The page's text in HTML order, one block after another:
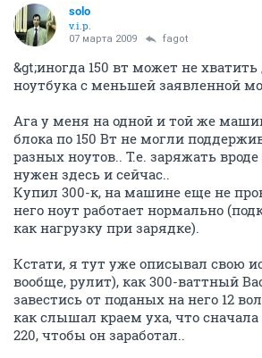
solo
v.i.p.
07 марта 2009 fagot
&gt;иногда 150 вт может не
ноутбука с меньшей заявленной
Ага у меня на одной и той же
блока по 150 Вт не могли
разных ноутов.. Т.е. заряжать
нужен здесь и сейчас..
Купил 300-к, на машине еще не
него ноут работает нормально
как нагрузку при зарядке).
Кстати, я тут уже описывал свою
вообще, рулит), как 300-ваттный
завестись от поданых на него 12
как слышал краем уха, что
220, чтобы он заработал..